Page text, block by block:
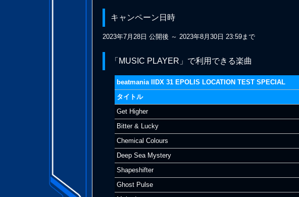
キャンペーン日時
2023年7月28日 公開後 ～ 2023年8月30日 23:59まで
「MUSIC PLAYER」で利用できる楽曲
beatmania IIDX 31 EPOLIS LOCATION TEST SPECIAL
タイトル
Get Higher
Bitter & Lucky
Chemical Colours
Deep Sea Mystery
Shapeshifter
Ghost Pulse